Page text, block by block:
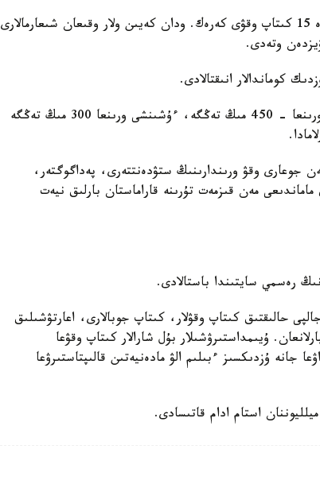
مارافون شارتى بويىنشا قاتىسۋشىلار التى اي ىشىندە 15 كىتاپ وقۋى كەرەك. ودان كەيىن ولار وقىعان شىعارمالارى
وتەدى.
كوماندالار انىقتالادى.
- ءبىرىنشى ورىنعا - 600 مىڭ تەڭگە، ەكىنشى ورىنعا - 450 مىڭ تەڭگە، ءۇشىنشى ورىنعا 300 مىڭ تەڭگە
مەن جوعارى وقۋ ورىندارىنىڭ ستۋدەنتتەرى، پەداگوگتەر،
مەن قىزمەت تۇرىنە قاراماستان بارلىق نيەت
رەسمي سايتىندا باستالادى.
حالىقتىق كىتاپ وقۋلار، كىتاپ جوبالارى، اعارتۋشىلىق
ۇيىمداستىرۋشىلار بۇل شارالار كىتاپ وقۋعا
جانە ۇزدىكسىز ءبىلىم الۋ مادەنيەتىن قالىپتاستىرۋعا